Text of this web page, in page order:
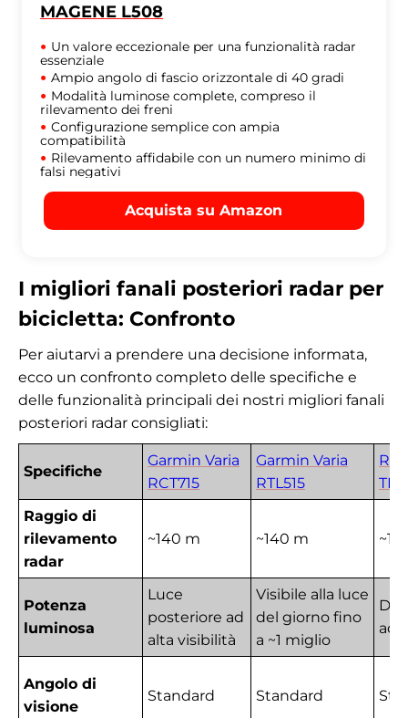
MAGENE L508
Un valore eccezionale per una funzionalità radar
essenziale
Ampio angolo di fascio orizzontale di 40 gradi
Modalità luminose complete, compreso il
rilevamento dei freni
Configurazione semplice con ampia
compatibilità
Rilevamento affidabile con un numero minimo di
falsi negativi
Acquista su Amazon
I migliori fanali posteriori radar per
bicicletta: Confronto
Per aiutarvi a prendere una decisione informata,
ecco un confronto completo delle specifiche e
delle funzionalità principali dei nostri migliori fanali
posteriori radar consigliati:
Specifiche
Garmin Varia
RCT715
Garmin Varia
RTL515
Raggio di
rilevamento
radar
~140 m ~140 m
Potenza
luminosa
Luce
posteriore ad
alta visibilità
Visibile alla luce
del giorno fino
a ~1 miglio
Angolo di
visione
Standard Standard